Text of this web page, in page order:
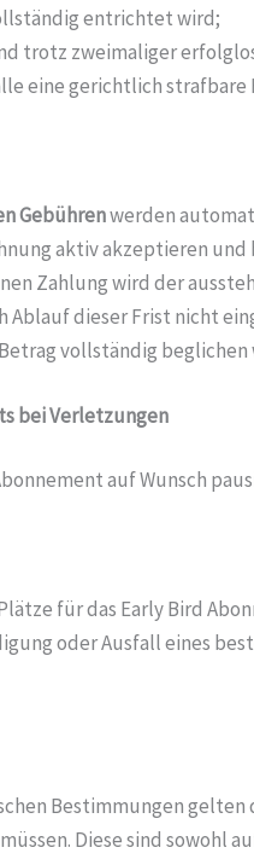
entrichtet wird;
trotz zweimaliger
eine gerichtlich
Gebührenwerden
aktiv akzeptieren und
Zahlung wird der
Ablauf dieser Frist nicht
vollständig beglichen
bei Verletzungen
auf Wunsch
für das Early Bird
oder Ausfall eines
Bestimmungen gelten
Diese sind sowohl